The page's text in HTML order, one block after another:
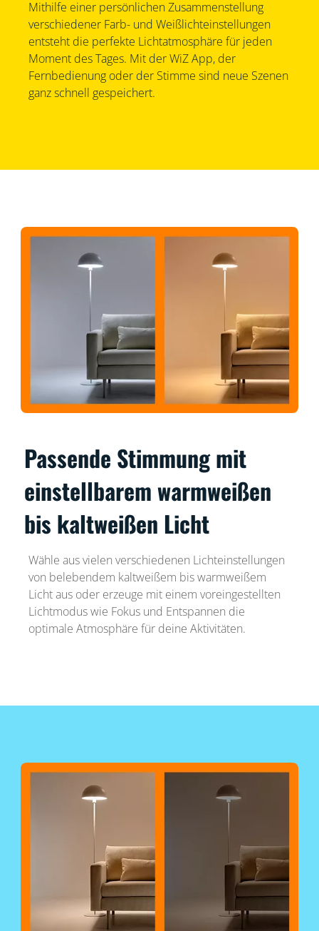
Mithilfe einer persönlichen Zusammenstellung
verschiedener Farb- und Weißlichteinstellungen
entsteht die perfekte Lichtatmosphäre für jeden
Moment des Tages. Mit der WiZ App, der
Fernbedienung oder der Stimme sind neue Szenen
ganz schnell gespeichert.
Passende Stimmung mit
einstellbarem warmweißen
bis kaltweißen Licht
Wähle aus vielen verschiedenen Lichteinstellungen
von belebendem kaltweißem bis warmweißem
Licht aus oder erzeuge mit einem voreingestellten
Lichtmodus wie Fokus und Entspannen die
optimale Atmosphäre für deine Aktivitäten.